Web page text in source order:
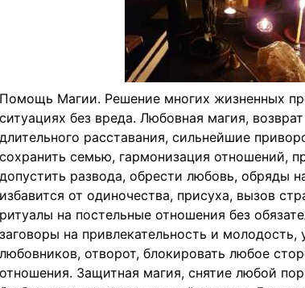
Помощь Магии. Решение многих жизненных
ситуациях без вреда. Любовная магия,
длительного расставания, сильнейшие
сохранить семью, гармонизация отношений,
допустить развода, обрести любовь, обряды
избавится от одиночества, присуха, вызов
ритуалы на постельные отношения без
заговоры на привлекательность и молодость,
любовников, отворот, блокировать любое
отношения. Защитная магия, снятие любой